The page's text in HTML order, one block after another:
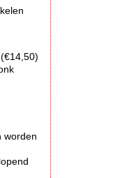
(€14,50)
worden